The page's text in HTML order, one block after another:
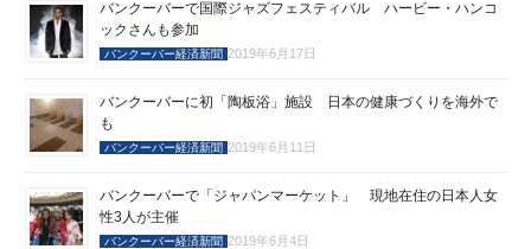
バンクーバーで国際ジャズフェスティバル ハービー・ハンコ
ックさんも参加
バンクーバー経済新聞 2019年6月17日
バンクーバーに初「陶板浴」施設 日本の健康づくりを海外で
も
バンクーバー経済新聞 2019年6月11日
バンクーバーで「ジャパンマーケット」 現地在住の日本人女
性3人が主催
バンクーバー経済新聞 2019年6月4日